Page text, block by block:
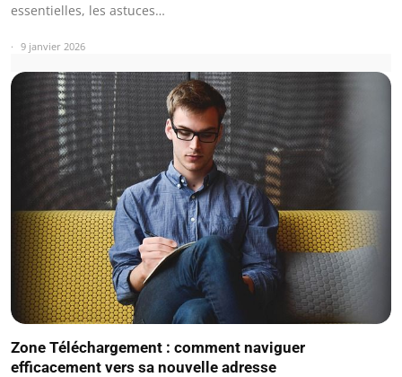
essentielles, les astuces…
9 janvier 2026
Zone Téléchargement : comment naviguer
efficacement vers sa nouvelle adresse